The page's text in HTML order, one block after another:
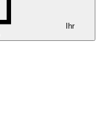
Ihr